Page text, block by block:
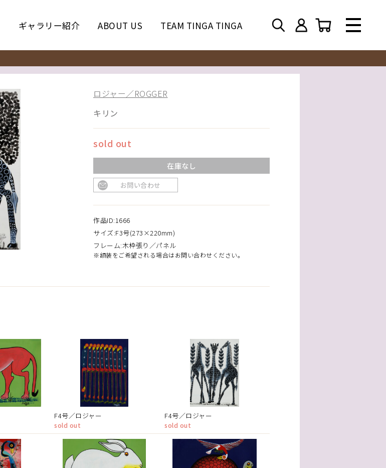
ギャラリー紹介 ABOUT US TEAM TINGA TINGA
ロジャー／ROGGER
キリン
sold out
在庫なし
お問い合わせ
作品ID:1666
サイズ:F3号(273×220mm)
フレーム:木枠張り／パネル
※額装をご希望される場合はお問い合わせください。
F4号／ロジャー
sold out
F4号／ロジャー
sold out